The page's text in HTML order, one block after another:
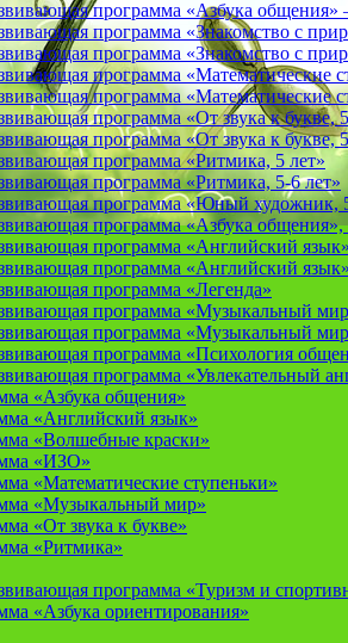
программа «Азбука общения»
программа «Знакомство с
программа «Знакомство с
программа «Математические
программа «Математические
программа «От звука к букве,
программа «От звука к букве,
программа «Ритмика, 5 лет»
программа «Ритмика, 5-6 лет»
программа «Юный художник,
программа «Азбука общения»,
программа «Английский
программа «Английский
программа «Легенда»
программа «Музыкальный
программа «Музыкальный
программа «Психология
программа «Увлекательный
«Азбука общения»
«Английский язык»
«Волшебные краски»
«ИЗО»
«Математические ступеньки»
«Музыкальный мир»
«От звука к букве»
«Ритмика»
программа «Туризм и
«Азбука ориентирования»